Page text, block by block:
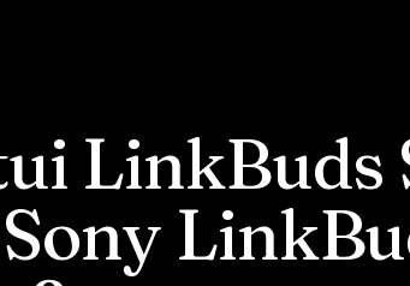
LinkBuds